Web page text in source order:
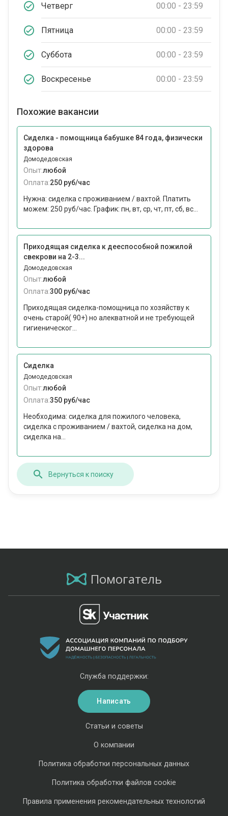
Четверг 00:00 - 23:59
Пятница 00:00 - 23:59
Суббота 00:00 - 23:59
Воскресенье 00:00 - 23:59
Похожие вакансии
Сиделка - помощница бабушке 84 года, физически
здорова
Домодедовская
Опыт:любой
Оплата:250 руб/час
Нужна: сиделка с проживанием / вахтой. Платить
можем: 250 руб/час. График: пн, вт, ср, чт, пт, сб, вс...
Приходящая сиделка к дееспособной пожилой
свекрови на 2-3...
Домодедовская
Опыт:любой
Оплата:300 руб/час
Приходящая сиделка-помощница по хозяйству к
очень старой( 90+) но алекватной и не требующей
гигиеническог...
Сиделка
Домодедовская
Опыт:любой
Оплата:350 руб/час
Необходима: сиделка для пожилого человека,
сиделка с проживанием / вахтой, сиделка на дом,
сиделка на...
Вернуться к поиску
Помогатель
Статьи и советы
О компании
Политика обработки персональных данных
Политика обработки файлов cookie
Правила применения рекомендательных технологий
Служба поддержки:
Написать